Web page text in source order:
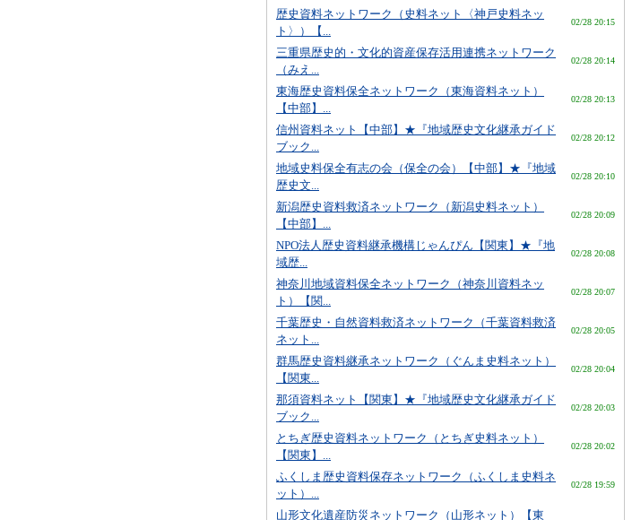
歴史資料ネットワーク（史料ネット〈神戸史料ネッ
ト〉）【...
02/28 20:15
三重県歴史的・文化的資産保存活用連携ネットワーク
（みえ...
02/28 20:14
東海歴史資料保全ネットワーク（東海資料ネット）
【中部】...
02/28 20:13
信州資料ネット【中部】★『地域歴史文化継承ガイド
ブック...
02/28 20:12
地域史料保全有志の会（保全の会）【中部】★『地域
歴史文...
02/28 20:10
新潟歴史資料救済ネットワーク（新潟史料ネット）
【中部】...
02/28 20:09
NPO法人歴史資料継承機構じゃんぴん【関東】★『地
域歴...
02/28 20:08
神奈川地域資料保全ネットワーク（神奈川資料ネッ
ト）【関...
02/28 20:07
千葉歴史・自然資料救済ネットワーク（千葉資料救済
ネット...
02/28 20:05
群馬歴史資料継承ネットワーク（ぐんま史料ネット）
【関東...
02/28 20:04
那須資料ネット【関東】★『地域歴史文化継承ガイド
ブック...
02/28 20:03
とちぎ歴史資料ネットワーク（とちぎ史料ネット）
【関東】...
02/28 20:02
ふくしま歴史資料保存ネットワーク（ふくしま史料ネ
ット）...
02/28 19:59
山形文化遺産防災ネットワーク（山形ネット）【東